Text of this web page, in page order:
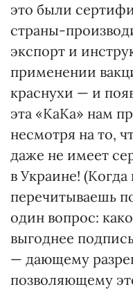
это были
страны-
экспорт и
применении
краснухи — и
эта «КаКа» нам
несмотря на то,
даже не имеет
в Украине!
перечитываешь
один вопрос:
выгоднее
— дающему
позволяющему